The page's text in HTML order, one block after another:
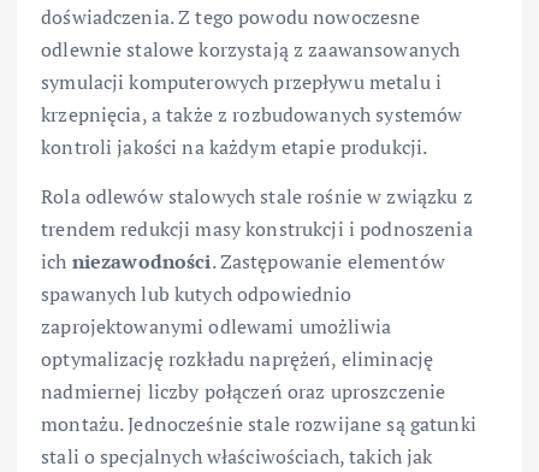
doświadczenia. Z tego powodu nowoczesne
odlewnie stalowe korzystają z zaawansowanych
symulacji komputerowych przepływu metalu i
krzepnięcia, a także z rozbudowanych systemów
kontroli jakości na każdym etapie produkcji.
Rola odlewów stalowych stale rośnie w związku z
trendem redukcji masy konstrukcji i podnoszenia
ich niezawodności. Zastępowanie elementów
spawanych lub kutych odpowiednio
zaprojektowanymi odlewami umożliwia
optymalizację rozkładu naprężeń, eliminację
nadmiernej liczby połączeń oraz uproszczenie
montażu. Jednocześnie stale rozwijane są gatunki
stali o specjalnych właściwościach, takich jak